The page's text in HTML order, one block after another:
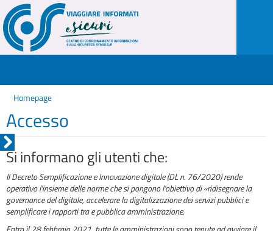
Homepage
Accesso
Si informano gli utenti che:
Il Decreto Semplificazione e Innovazione digitale (DL n. 76/2020) rende
operativo l'insieme delle norme che si pongono l'obiettivo di «ridisegnare la
governance del digitale, accelerare la digitalizzazione dei servizi pubblici e
semplificare i rapporti tra e pubblica amministrazione.